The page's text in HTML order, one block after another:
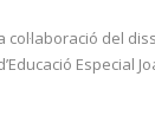
del